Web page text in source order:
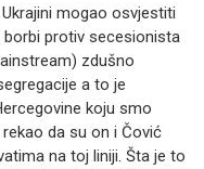
mogao osvjestiti
borbi protiv secesionista
zdušno
a to je
koju smo
da su on i Čović
na toj liniji. Šta je to